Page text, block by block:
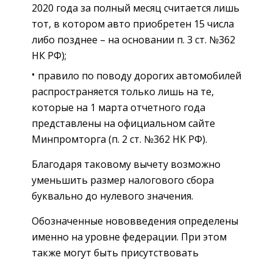
2020 года за полный месяц считается лишь
тот, в котором авто приобретен 15 числа
либо позднее – на основании п. 3 ст. №362
НК РФ);
правило по поводу дорогих автомобилей
распространяется только лишь на те,
которые на 1 марта отчетного года
представлены на официальном сайте
Минпромторга (п. 2 ст. №362 НК РФ).
Благодаря таковому вычету возможно
уменьшить размер налогового сбора
буквально до нулевого значения.
Обозначенные нововведения определены
именно на уровне федерации. При этом
также могут быть присутствовать